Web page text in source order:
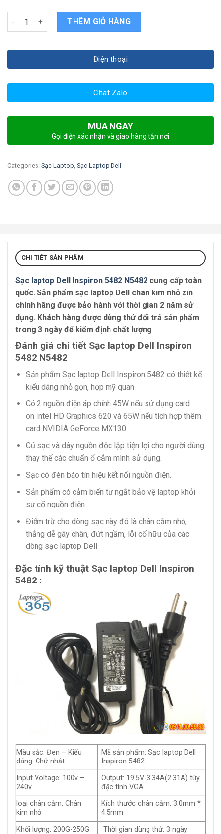
Sạc laptop Dell Inspiron 5482 N5482 quantity
THÊM GIỎ HÀNG
Điện thoại
Chat Zalo
MUA NGAY
Gọi điện xác nhận và giao hàng tận nơi
Categories: Sạc Laptop, Sạc Laptop Dell
CHI TIẾT SẢN PHẨM
Sạc laptop Dell Inspiron 5482 N5482 cung cấp toàn
quốc. Sản phẩm sạc laptop Dell chân kim nhỏ zin
chính hãng được bảo hành với thời gian 2 năm sử
dụng. Khách hàng được dùng thử đổi trả sản phẩm
trong 3 ngày để kiểm định chất lượng
Đánh giá chi tiết Sạc laptop Dell Inspiron
5482 N5482
Sản phẩm Sạc laptop Dell Inspiron 5482 có thiết kế
kiểu dáng nhỏ gọn, hợp mỹ quan
Có 2 nguồn điện áp chính 45W nếu sử dụng card
on Intel HD Graphics 620 và 65W nếu tích hợp thêm
card NVIDIA GeForce MX130.
Củ sạc và dây nguồn độc lập tiện lợi cho người dùng
thay thế các chuẩn ổ cắm mình sử dụng.
Sạc có đèn báo tín hiệu kết nối nguồn điện.
Sản phẩm có cảm biến tự ngắt bảo vệ laptop khỏi
sự cố nguồn điện
Điểm trừ cho dòng sạc này đó là chân cắm nhỏ,
thẳng dễ gãy chân, đứt ngầm, lỗi cố hữu của các
dòng sạc laptop Dell
Đặc tính kỹ thuật Sạc laptop Dell Inspiron
5482 :
Màu sắc: Đen – Kiểu
dáng: Chữ nhật
Mã sản phẩm: Sạc laptop Dell
Inspiron 5482
Input Voltage: 100v –
240v
Output: 19.5V-3.34A(2.31A) tùy
đặc tính VGA
loại chân cắm: Chân
kim nhỏ
Kích thước chân cắm: 3.0mm *
4.5mm
Khối lượng: 200G-250G
Thời gian dùng thử: 3 ngày